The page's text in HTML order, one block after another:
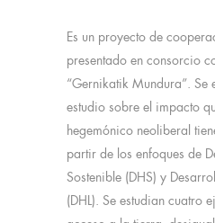
Es un proyecto de
presentado en consorcio
“Gernikatik Mundura”. Se
estudio sobre el impacto
hegemónico neoliberal
partir de los enfoques de
Sostenible (DHS) y
(DHL). Se estudian cuatro